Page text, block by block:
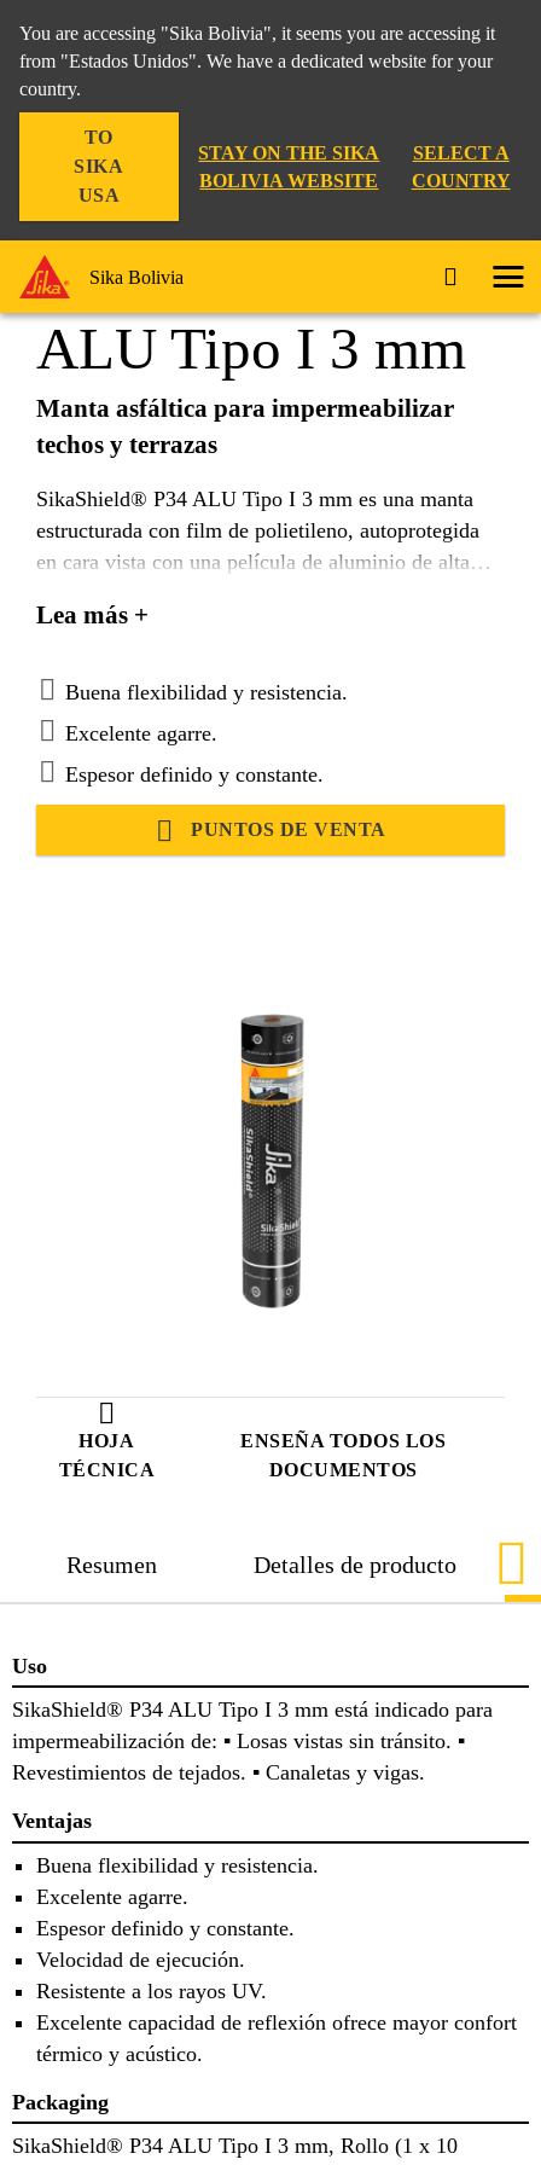
You are accessing "Sika Bolivia", it seems you are accessing it
from "Estados Unidos". We have a dedicated website for your
country.
TO
SIKA
USA
STAY ON THE SIKA
BOLIVIA WEBSITE
SELECT A
COUNTRY
Sika Bolivia
HOJA
TÉCNICA
ENSEÑA TODOS LOS
DOCUMENTOS
SikaShield® P34
ALU Tipo I 3 mm
Manta asfáltica para impermeabilizar
techos y terrazas
SikaShield® P34 ALU Tipo I 3 mm es una manta
estructurada con film de polietileno, autoprotegida
en cara vista con una película de aluminio de alta
Presenta reflectancia de los rayos solares y capacidad
Impermeabiliza y mejora el confort térmico del
entorno. El producto cumple Norma ABNT NBR
9952 tipo I Clase B.
Lea más +
Buena flexibilidad y resistencia.
Excelente agarre.
Espesor definido y constante.
PUNTOS DE VENTA
Resumen Detalles de producto
Uso
SikaShield® P34 ALU Tipo I 3 mm está indicado para
impermeabilización de: ▪ Losas vistas sin tránsito. ▪
Revestimientos de tejados. ▪ Canaletas y vigas.
Ventajas
Buena flexibilidad y resistencia.
Excelente agarre.
Espesor definido y constante.
Velocidad de ejecución.
Resistente a los rayos UV.
Excelente capacidad de reflexión ofrece mayor confort
térmico y acústico.
Packaging
SikaShield® P34 ALU Tipo I 3 mm, Rollo (1 x 10